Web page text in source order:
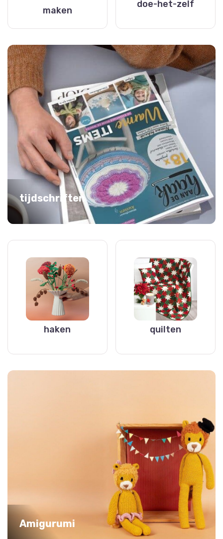
maken
doe-het-zelf
haken quilten
tijdschriften
Amigurumi